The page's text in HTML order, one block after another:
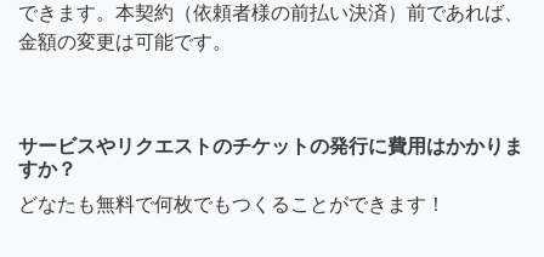
できます。本契約（依頼者様の前払い決済）前であれば、
金額の変更は可能です。
サービスやリクエストのチケットの発行に費用はかかりま
すか？
どなたも無料で何枚でもつくることができます！